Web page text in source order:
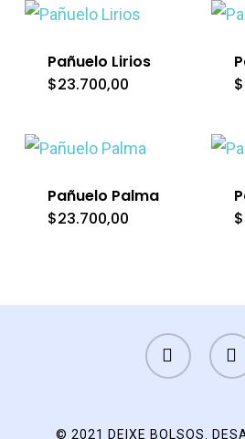
Pañuelo Lirios
$23.700,00
$
Pañuelo Palma
$23.700,00
$
FACEBOOK
© 2021 DEIXE BOLSOS.